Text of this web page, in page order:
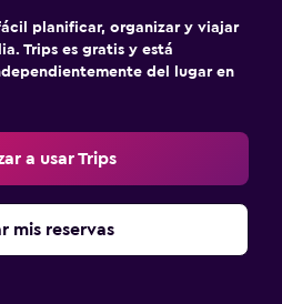
planificar, organizar y viajar
Trips es gratis y está
del lugar en
a usar Trips
mis reservas